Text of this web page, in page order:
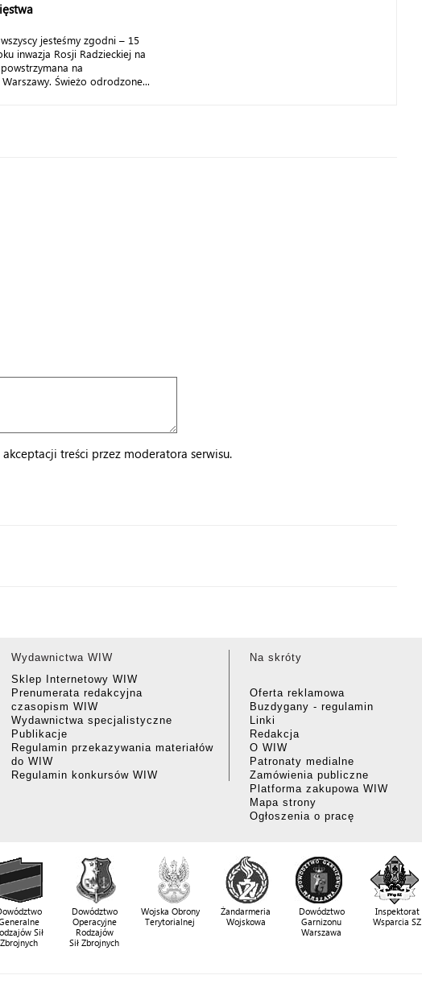
jesteśmy zgodni – 15
inwazja Rosji Radzieckiej na
na
Świeżo odrodzone...
treści przez moderatora serwisu.
Wydawnictwa WIW
Sklep Internetowy WIW
Prenumerata redakcyjna
czasopism WIW
Wydawnictwa specjalistyczne
Publikacje
Regulamin przekazywania materiałów
do WIW
Regulamin konkursów WIW
Na skróty
Oferta reklamowa
Buzdygany - regulamin
Linki
Redakcja
O WIW
Patronaty medialne
Zamówienia publiczne
Platforma zakupowa WIW
Mapa strony
Ogłoszenia o pracę
Sił
Zbrojnych
Dowództwo
Operacyjne
Rodzajów
Sił Zbrojnych
Wojska Obrony
Terytorialnej
Żandarmeria
Wojskowa
Dowództwo
Garnizonu
Warszawa
Inspektorat
Wsparcia SZ